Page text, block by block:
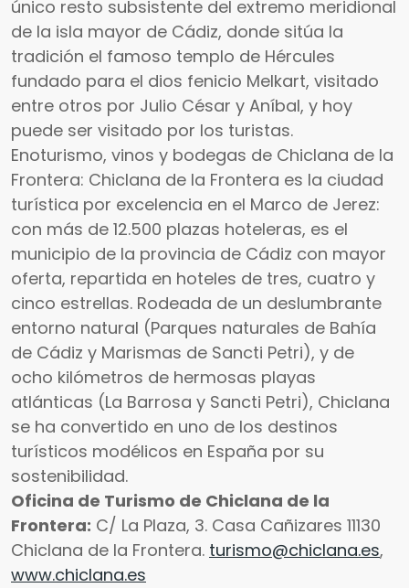
único resto subsistente del extremo meridional
de la isla mayor de Cádiz, donde sitúa la
tradición el famoso templo de Hércules
fundado para el dios fenicio Melkart, visitado
entre otros por Julio César y Aníbal, y hoy
puede ser visitado por los turistas.
Enoturismo, vinos y bodegas de Chiclana de la
Frontera: Chiclana de la Frontera es la ciudad
turística por excelencia en el Marco de Jerez:
con más de 12.500 plazas hoteleras, es el
municipio de la provincia de Cádiz con mayor
oferta, repartida en hoteles de tres, cuatro y
cinco estrellas. Rodeada de un deslumbrante
entorno natural (Parques naturales de Bahía
de Cádiz y Marismas de Sancti Petri), y de
ocho kilómetros de hermosas playas
atlánticas (La Barrosa y Sancti Petri), Chiclana
se ha convertido en uno de los destinos
turísticos modélicos en España por su
sostenibilidad.
Oficina de Turismo de Chiclana de la
Frontera: C/ La Plaza, 3. Casa Cañizares 11130
Chiclana de la Frontera. turismo@chiclana.es,
www.chiclana.es